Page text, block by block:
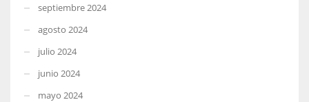
septiembre 2024
agosto 2024
julio 2024
junio 2024
mayo 2024